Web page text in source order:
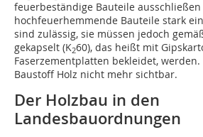
feuerbeständige Bauteile
hochfeuerhemmende Bauteile stark
sind zulässig, sie müssen jedoch
gekapselt (K260), das heißt mit
Faserzementplatten bekleidet,
Baustoff Holz nicht mehr sichtbar.
Der Holzbau in den
Landesbauordnungen